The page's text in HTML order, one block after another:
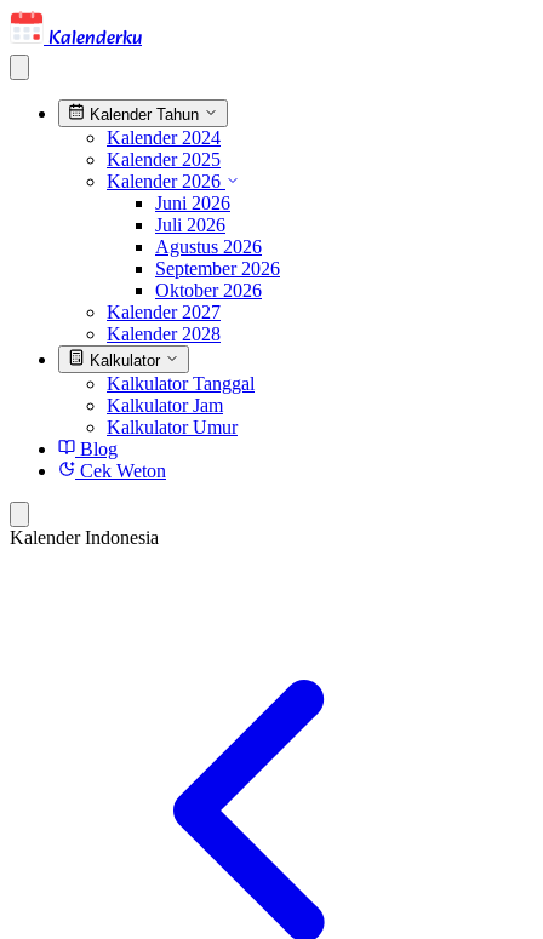
Kalenderku
Kalender Tahun
Kalender 2024
Kalender 2025
Kalender 2026
Juni 2026
Juli 2026
Agustus 2026
September 2026
Oktober 2026
Kalender 2027
Kalender 2028
Kalkulator
Kalkulator Tanggal
Kalkulator Jam
Kalkulator Umur
Blog
Cek Weton
Kalender Indonesia